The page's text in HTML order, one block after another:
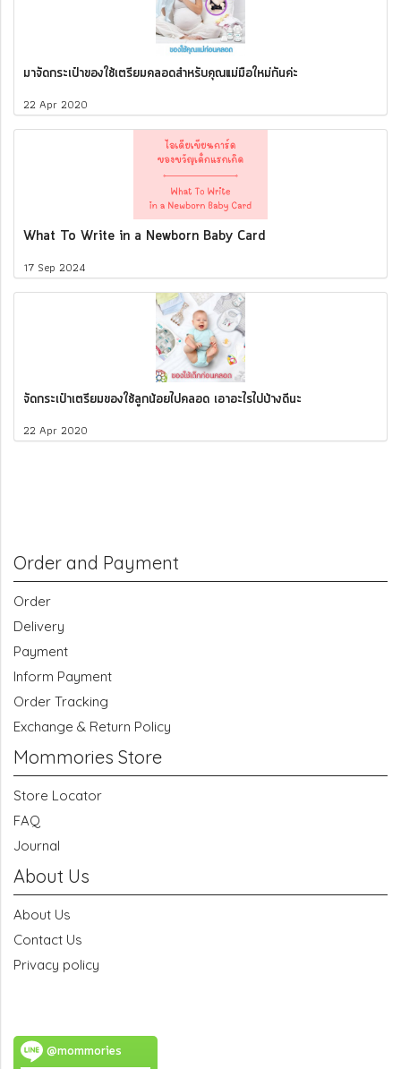
มาจัดกระเป๋าของใช้เตรียมคลอดสำหรับคุณแม่มือใหม่กันค่ะ
22 Apr 2020
What To Write in a Newborn Baby Card
17 Sep 2024
จัดกระเป๋าเตรียมของใช้ลูกน้อยไปคลอด เอาอะไรไปบ้างดีนะ
22 Apr 2020
Order and Payment
Order
Delivery
Payment
Inform Payment
Order Tracking
Exchange & Return Policy
Mommories Store
Store Locator
FAQ
Journal
About Us
About Us
Contact Us
Privacy policy
@mommories